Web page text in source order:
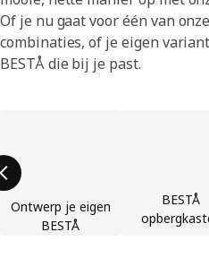
Of je nu gaat voor één van
combinaties, of je eigen
BESTÅ die bij je past.
Ontwerp je eigen
BESTÅ
BESTÅ